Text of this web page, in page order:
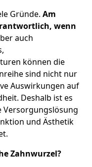
Gründe. Am
wenn
auch
können die
sind nicht nur
Auswirkungen auf
Deshalb ist es
Versorgungslösung
und Ästhetik
Zahnwurzel?